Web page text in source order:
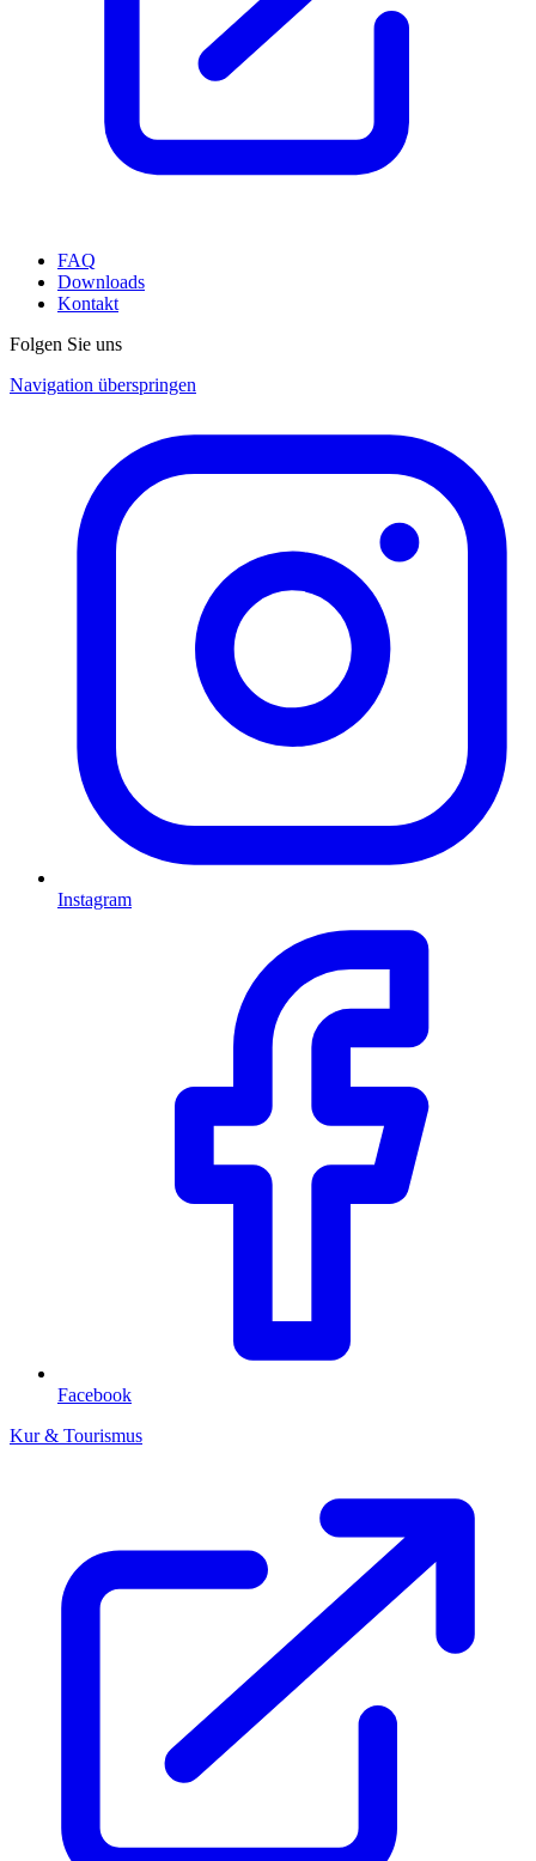
FAQ
Downloads
Kontakt
Folgen Sie uns
Navigation überspringen
Instagram
Facebook
Kur & Tourismus